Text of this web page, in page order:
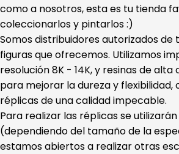
como a nosotros, esta es tu tienda
coleccionarlos y pintarlos :)
Somos distribuidores autorizados de
figuras que ofrecemos. Utilizamos
resolución 8K - 14K, y resinas de
para mejorar la dureza y flexibilidad,
réplicas de una calidad impecable.
Para realizar las réplicas se
(dependiendo del tamaño de la
estamos abiertos a realizar otras